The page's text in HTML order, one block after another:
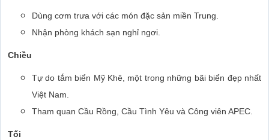
Dùng cơm trưa với các món đặc sản miền Trung.
Nhận phòng khách sạn nghỉ ngơi.
Chiều
Tự do tắm biển Mỹ Khê, một trong những bãi biển đẹp nhất
Việt Nam.
Tham quan Cầu Rồng, Cầu Tình Yêu và Công viên APEC.
Tối